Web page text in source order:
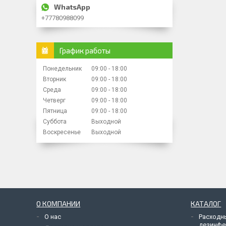
+77780988099
График работы
Понедельник 09:00
18:00
Вторник
09:00
18:00
Среда
09:00
18:00
Четверг
09:00
18:00
Пятница
09:00
18:00
Суббота
Выходной
Воскресенье
Выходной
О КОМПАНИИ
О нас
КАТАЛОГ